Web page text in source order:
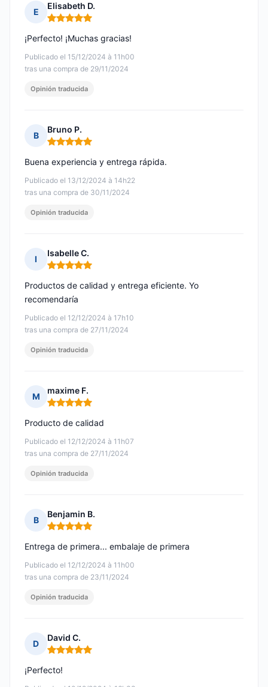
E
Elisabeth D.
Nota: 5 de 5
Publicado el 15/12/2024 à 11h00
tras una compra de 29/11/2024
¡Perfecto! ¡Muchas gracias!
Opinión traducida
B
Bruno P.
Nota: 5 de 5
Publicado el 13/12/2024 à 14h22
tras una compra de 30/11/2024
Buena experiencia y entrega rápida.
Opinión traducida
I
Isabelle C.
Nota: 5 de 5
Publicado el 12/12/2024 à 17h10
tras una compra de 27/11/2024
Productos de calidad y entrega eficiente. Yo
recomendaría
Opinión traducida
M
maxime F.
Nota: 5 de 5
Publicado el 12/12/2024 à 11h07
tras una compra de 27/11/2024
Producto de calidad
Opinión traducida
B
Benjamin B.
Nota: 5 de 5
Publicado el 12/12/2024 à 11h00
tras una compra de 23/11/2024
Entrega de primera... embalaje de primera
Opinión traducida
D
David C.
Nota: 5 de 5
¡Perfecto!